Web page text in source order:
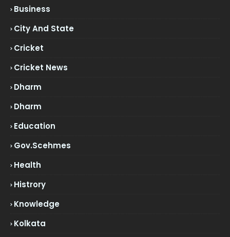
Business
City And State
Cricket
Cricket News
Dharm
Dharm
Education
Gov.scehmes
Health
Histrory
Knowledge
Kolkata